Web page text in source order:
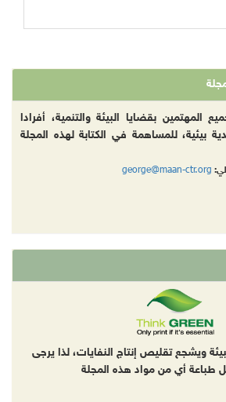
المهتمين بقضايا البيئة والتنمية، أفرادا
بيئية، للمساهمة في الكتابة لهذه المجلة
george@maan-ctr.org
ويشجع تقليص إنتاج النفايات، لذا يرجى
طباعة أي من مواد هذه المجلة